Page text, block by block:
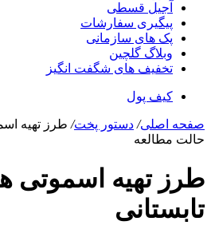
آجیل قسطی
پیگیری سفارشات
پک های سازمانی
وبلاگ گلچین
تخفیف های شگفت انگیز
کیف پول
صفحه اصلی/ دستور پخت/ طرز تهیه
حالت مطالعه
طرز تهیه اسموتی
تابستانی